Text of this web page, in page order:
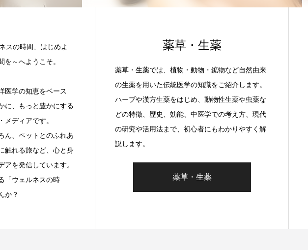
スの時間、はじめよ
を～へようこそ。
医学の知恵をベース
に、もっと豊かにする
メディアです。
ん、ペットとのふれあ
触れる旅など、心と身
を発信しています。
「ウェルネスの時
か？
薬草・生薬
薬草・生薬では、植物・動物・鉱物など自然由来
の生薬を用いた伝統医学の知識をご紹介します。
ハーブや漢方生薬をはじめ、動物性生薬や虫薬な
どの特徴、歴史、効能、中医学での考え方、現代
の研究や活用法まで、初心者にもわかりやすく解
説します。
薬草・生薬